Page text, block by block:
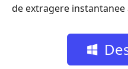
de extragere